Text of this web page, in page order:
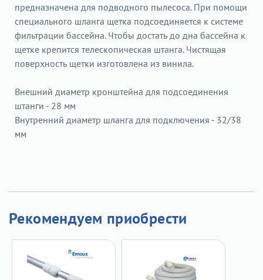
предназначена для подводного пылесоса. При помощи
специального шланга щетка подсоединяется к системе
фильтрации бассейна. Чтобы достать до дна бассейна к
щетке крепится телескопическая штанга. Чистящая
поверхность щетки изготовлена из винила.
Внешний диаметр кронштейна для подсоединения
штанги - 28 мм
Внутренний диаметр шланга для подключения - 32/38
мм
Рекомендуем приобрести